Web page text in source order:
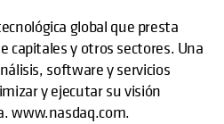
global que presta
capitales y otros sectores. Una
software y servicios
y ejecutar su visión
www.nasdaq.com.